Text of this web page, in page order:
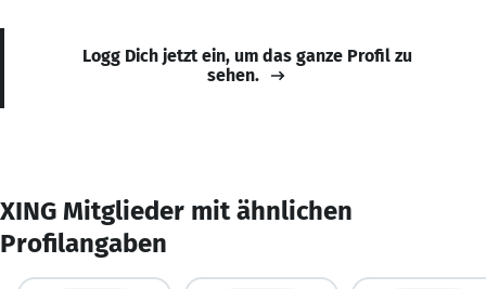
Logg Dich jetzt ein, um das ganze Profil zu
sehen.
XING Mitglieder mit ähnlichen
Profilangaben